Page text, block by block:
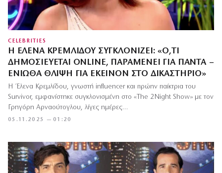
CELEBRITIES
Η ΈΛΕΝΑ ΚΡΕΜΛΊΔΟΥ ΣΥΓΚΛΟΝΊΖΕΙ: «Ό,ΤΙ
ΔΗΜΟΣΙΕΎΕΤΑΙ ONLINE, ΠΑΡΑΜΈΝΕΙ ΓΙΑ ΠΆΝΤΑ –
ΈΝΙΩΘΑ ΘΛΊΨΗ ΓΙΑ ΕΚΕΊΝΟΝ ΣΤΟ ΔΙΚΑΣΤΉΡΙΟ»
05.11.2025 — 01:20
Η Έλενα Κρεμλίδου, γνωστή influencer και πρώην παίκτρια του
Survivor, εμφανίστηκε συγκλονισμένη στο «The 2Night Show» με τον
Γρηγόρη Αρναούτογλου, λίγες ημέρες…